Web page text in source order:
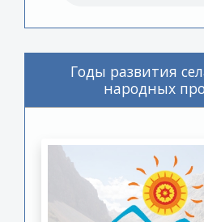
Годы развития
народных